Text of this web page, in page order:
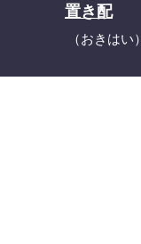
置き配
（おきはい）